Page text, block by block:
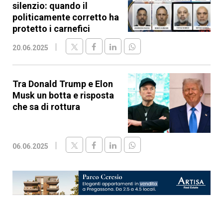
silenzio: quando il
politicamente corretto ha
protetto i carnefici
20.06.2025
Tra Donald Trump e Elon
Musk un botta e risposta
che sa di rottura
06.06.2025